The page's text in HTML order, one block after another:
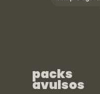
packs
avulsos